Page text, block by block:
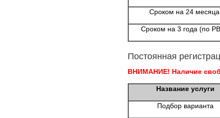
Сроком на 24 месяца
Сроком на 3 года (по
Постоянная
ВНИМАНИЕ! Наличие
Название услуги
Подбор варианта